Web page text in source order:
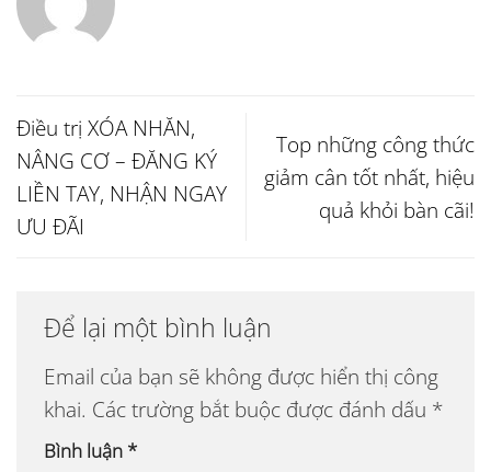
Điều trị XÓA NHĂN,
NÂNG CƠ – ĐĂNG KÝ
LIỀN TAY, NHẬN NGAY
ƯU ĐÃI
Top những công thức
giảm cân tốt nhất, hiệu
quả khỏi bàn cãi!
Để lại một bình luận
Email của bạn sẽ không được hiển thị công
khai. Các trường bắt buộc được đánh dấu *
Bình luận *